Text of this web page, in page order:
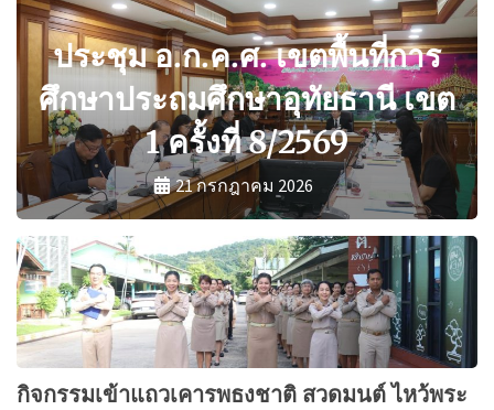
ประชุม อ.ก.ค.ศ. เขตพื้นที่การ
ศึกษาประถมศึกษาอุทัยธานี เขต
1 ครั้งที่ 8/2569
21 กรกฎาคม 2026
กิจกรรมเข้าแถวเคารพธงชาติ สวดมนต์ ไหว้พระ